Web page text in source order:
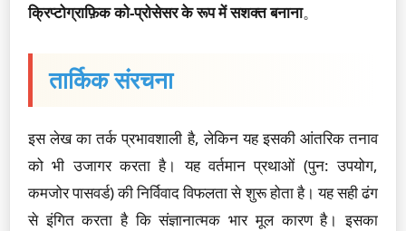
क्रिप्टोग्राफ़िक को-प्रोसेसर के रूप में सशक्त बनाना。
तार्किक संरचना
इस लेख का तर्क प्रभावशाली है, लेकिन यह इसकी आंतरिक तनाव
को भी उजागर करता है। यह वर्तमान प्रथाओं (पुन: उपयोग,
कमजोर पासवर्ड) की निर्विवाद विफलता से शुरू होता है। यह सही ढंग
से इंगित करता है कि संज्ञानात्मक भार मूल कारण है। इसका